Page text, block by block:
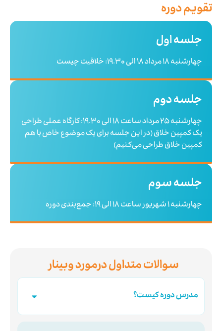
تقویم دوره
جلسه اول
چهارشنبه 18 مرداد 18 الی 19.30: خلاقیت چیست
جلسه دوم
چهارشنبه 25 مرداد ساعت 18 الی 19.30: کارگاه عملی طراحی
یک کمپین خلاق (در این جلسه برای یک موضوع خاص با هم
کمپین خلاق طراحی می‌کنیم)
جلسه سوم
چهارشنبه 1 شهریور ساعت 18 الی 19: جمع‌بندی دوره
سوالات متداول درمورد وبینار
مدرس دوره کیست؟